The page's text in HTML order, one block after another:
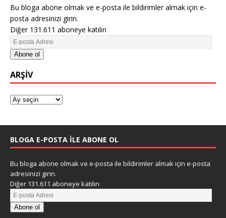
Bu bloga abone olmak ve e-posta ile bildirimler almak için e-
posta adresinizi girin.
Diğer 131.611 aboneye katılın
Abone ol
ARŞIV
BLOGA E-POSTA ILE ABONE OL
Bu bloga abone olmak ve e-posta ile bildirimler almak için e-posta
adresinizi girin.
Diğer 131.611 aboneye katılın
Abone ol